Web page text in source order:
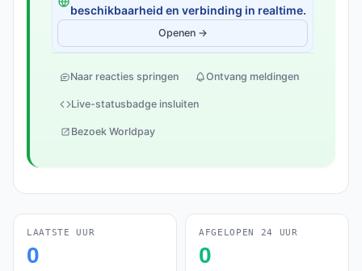
beschikbaarheid en verbinding in realtime.
Openen →
Naar reacties springen Ontvang meldingen
Live-statusbadge insluiten
Bezoek Worldpay
LAATSTE UUR
0
AFGELOPEN 24 UUR
0